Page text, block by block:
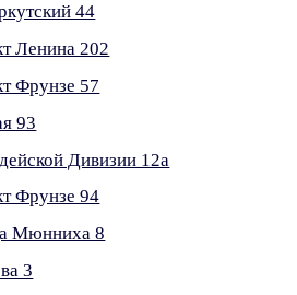
44
Ленина 202
Фрунзе 57
93
Дивизии 12а
Фрунзе 94
Мюнниха 8
3